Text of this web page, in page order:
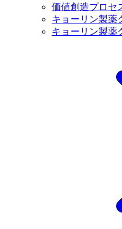
価値創造プロセ
キョーリン製薬
キョーリン製薬